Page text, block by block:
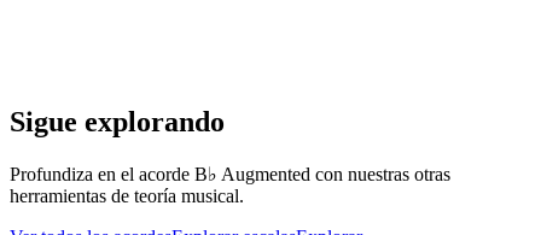
Sigue explorando
Profundiza en el acorde B♭ Augmented con nuestras otras
herramientas de teoría musical.